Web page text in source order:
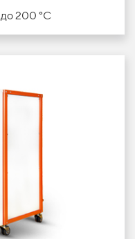
до 200 °C